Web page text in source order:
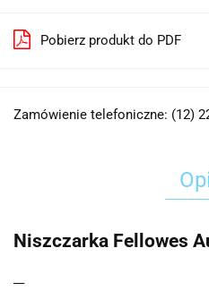
Pobierz produkt do PDF
Zamówienie telefoniczne: (12)
Niszczarka Fellowes